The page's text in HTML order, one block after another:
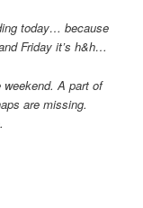
today… because
Friday it’s h&h…
A part of
are missing.